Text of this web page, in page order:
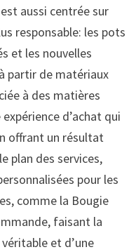
aussi centrée sur
responsable: les pots
et les nouvelles
partir de matériaux
à des matières
d’achat qui
offrant un résultat
plan des services,
pour les
comme la Bougie
faisant la
et d’une